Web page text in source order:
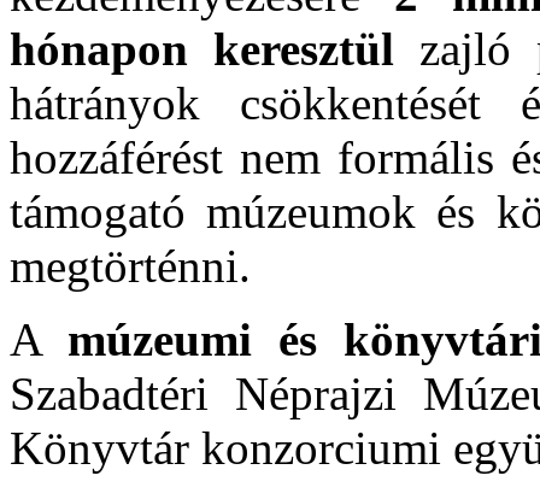
hónapon keresztül zajló
hátrányok
hozzáférést nem formális
támogató múzeumok és
megtörténni.
A múzeumi és
Szabadtéri Néprajzi
Könyvtár konzorciumi